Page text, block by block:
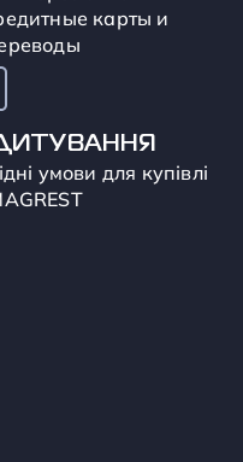
карты и
умови для купівлі